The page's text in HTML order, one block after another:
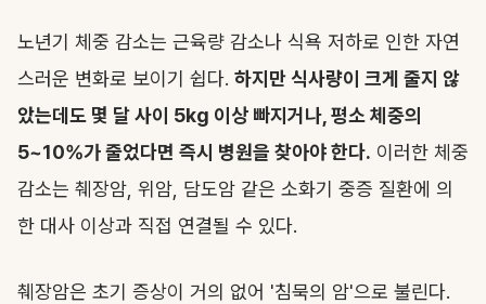
노년기 체중 감소는 근육량 감소나 식욕 저하로 인한 자연
스러운 변화로 보이기 쉽다. 하지만 식사량이 크게 줄지 않
았는데도 몇 달 사이 5kg 이상 빠지거나, 평소 체중의
5~10%가 줄었다면 즉시 병원을 찾아야 한다. 이러한 체중
감소는 췌장암, 위암, 담도암 같은 소화기 중증 질환에 의
한 대사 이상과 직접 연결될 수 있다.
췌장암은 초기 증상이 거의 없어 '침묵의 암'으로 불린다.